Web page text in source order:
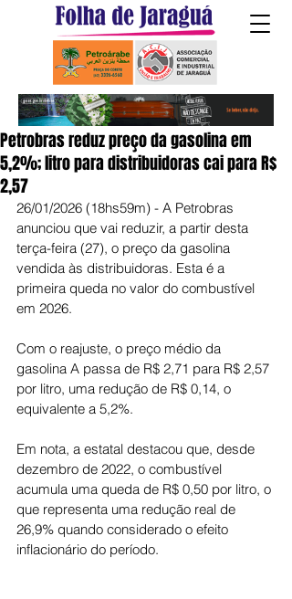
Petrobras reduz preço da gasolina em
5,2%; litro para distribuidoras cai para R$
2,57
26/01/2026 (18hs59m) - A Petrobras
anunciou que vai reduzir, a partir desta
terça-feira (27), o preço da gasolina
vendida às distribuidoras. Esta é a
primeira queda no valor do combustível
em 2026.
Com o reajuste, o preço médio da
gasolina A passa de R$ 2,71 para R$ 2,57
por litro, uma redução de R$ 0,14, o
equivalente a 5,2%.
Em nota, a estatal destacou que, desde
dezembro de 2022, o combustível
acumula uma queda de R$ 0,50 por litro, o
que representa uma redução real de
26,9% quando considerado o efeito
inflacionário do período.